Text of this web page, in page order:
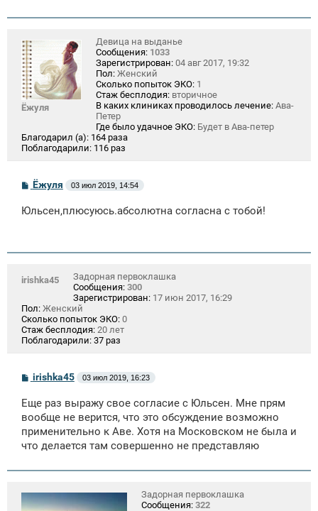
Ёжуля
Девица на выданье
Сообщения: 1033
Зарегистрирован: 04 авг 2017, 19:32
Пол: Женский
Сколько попыток ЭКО: 1
Стаж бесплодия: вторичное
В каких клиниках проводилось лечение: Ава-
Петер
Где было удачное ЭКО: Будет в Ава-петер
Благодарил (а): 164 раза
Поблагодарили: 116 раз
С
о
б
и
Ёжуля 03 июл 2019, 14:54
Юльсен,плюсуюсь.абсолютна согласна с тобой!
irishka45
Задорная первоклашка
Сообщения: 300
Зарегистрирован: 17 июн 2017, 16:29
Пол: Женский
Сколько попыток ЭКО: 0
Стаж бесплодия: 20 лет
Поблагодарили: 37 раз
С
о
б
щ
н
и
irishka45 03 июл 2019, 16:23
Еще раз выражу свое согласие с Юльсен. Мне прям
вообще не верится, что это обсуждение возможно
применительно к Аве. Хотя на Московском не была и
что делается там совершенно не представляю
Задорная первоклашка
Сообщения: 322